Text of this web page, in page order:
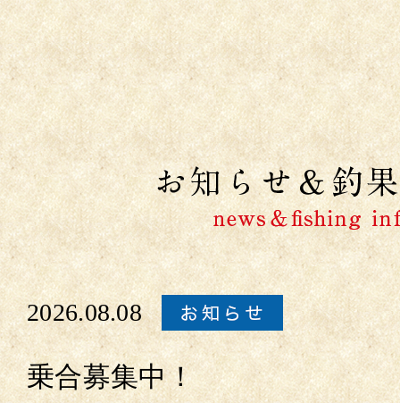
2026.08.08
乗合募集中！